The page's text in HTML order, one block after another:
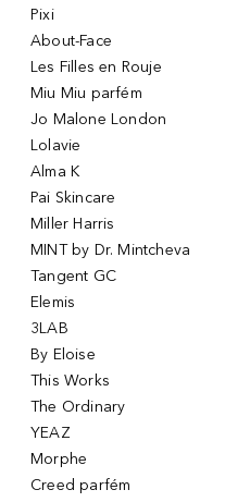
Pixi
About-Face
Les Filles en Rouje
Miu Miu parfém
Jo Malone London
Lolavie
Alma K
Pai Skincare
Miller Harris
MINT by Dr. Mintcheva
Tangent GC
Elemis
3LAB
By Eloise
This Works
The Ordinary
YEAZ
Morphe
Creed parfém